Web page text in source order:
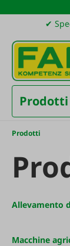
al
Salta alla
Passa alla
✔
Prodotti
Prodotti
Allevamento
Macchine